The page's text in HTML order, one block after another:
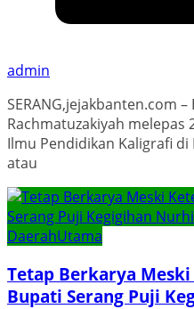
admin
SERANG,jejakbanten.com
Rachmatuzakiyah
Ilmu Pendidikan Kaligrafi di
atau
DaerahUtama
Tetap Berkarya
Bupati Serang Puji